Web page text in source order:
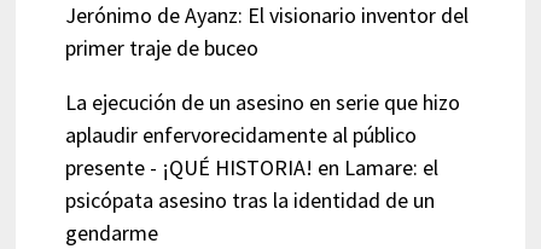
Jerónimo de Ayanz: El visionario inventor del
primer traje de buceo
La ejecución de un asesino en serie que hizo
aplaudir enfervorecidamente al público
presente - ¡QUÉ HISTORIA! en Lamare: el
psicópata asesino tras la identidad de un
gendarme